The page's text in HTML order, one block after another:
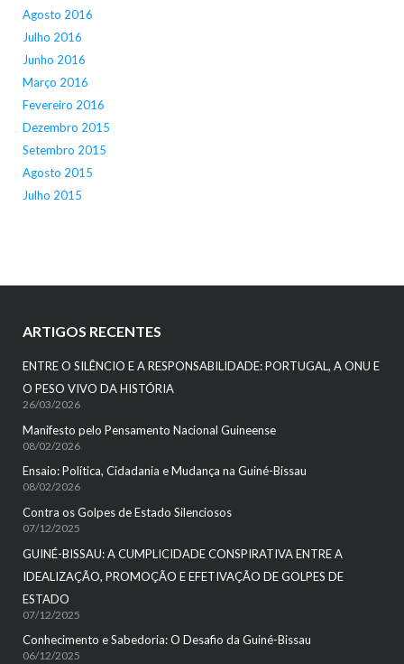
Agosto 2016
Julho 2016
Junho 2016
Março 2016
Fevereiro 2016
Dezembro 2015
Setembro 2015
Agosto 2015
Julho 2015
ARTIGOS RECENTES
ENTRE O SILÊNCIO E A RESPONSABILIDADE: PORTUGAL, A ONU E
O PESO VIVO DA HISTÓRIA
26/03/2026
Manifesto pelo Pensamento Nacional Guineense
08/02/2026
Ensaio: Política, Cidadania e Mudança na Guiné-Bissau
08/02/2026
Contra os Golpes de Estado Silenciosos
07/12/2025
GUINÉ-BISSAU: A CUMPLICIDADE CONSPIRATIVA ENTRE A
IDEALIZAÇÃO, PROMOÇÃO E EFETIVAÇÃO DE GOLPES DE
ESTADO
07/12/2025
Conhecimento e Sabedoria: O Desafio da Guiné-Bissau
06/12/2025